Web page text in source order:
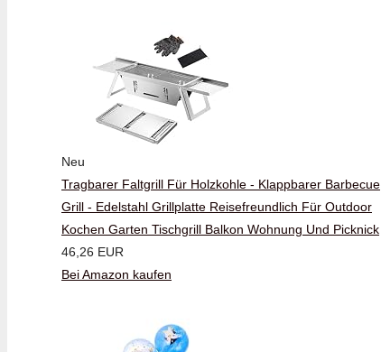
Neu
Tragbarer Faltgrill Für Holzkohle - Klappbarer Barbecue
Grill - Edelstahl Grillplatte Reisefreundlich Für Outdoor
Kochen Garten Tischgrill Balkon Wohnung Und Picknick
46,26 EUR
Bei Amazon kaufen